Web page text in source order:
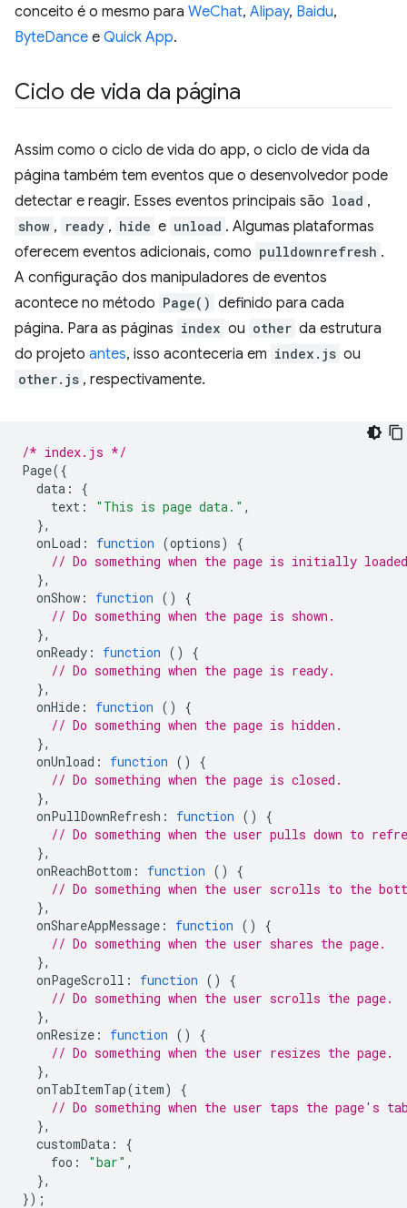
conceito é o mesmo para WeChat, Alipay, Baidu,
ByteDance e Quick App.
Ciclo de vida da página
Assim como o ciclo de vida do app, o ciclo de vida da
página também tem eventos que o desenvolvedor pode
detectar e reagir. Esses eventos principais são load ,
show , ready , hide e unload . Algumas plataformas
oferecem eventos adicionais, como pulldownrefresh .
A configuração dos manipuladores de eventos
acontece no método Page() definido para cada
página. Para as páginas index ou other da estrutura
do projeto antes, isso aconteceria em index.js ou
other.js , respectivamente.
/* index.js */
Page({
data :
{
text : "This is page data." ,
},
onLoad : function (options)
{
// Do something when the page is initially
},
onShow : function ()
{
// Do something when the page is shown.
},
onReady : function ()
{
// Do something when the page is ready.
},
onHide : function ()
{
// Do something when the page is hidden.
},
onUnload : function ()
{
// Do something when the page is closed.
},
onPullDownRefresh : function ()
{
// Do something when the user pulls down to
},
onReachBottom : function ()
{
// Do something when the user scrolls to the
},
onShareAppMessage : function ()
{
// Do something when the user shares the page.
},
onPageScroll : function ()
{
// Do something when the user scrolls the page.
},
onResize : function ()
{
// Do something when the user resizes the page.
},
onTabItemTap(item)
{
// Do something when the user taps the page's
},
customData :
{
foo : "bar" ,
},
});